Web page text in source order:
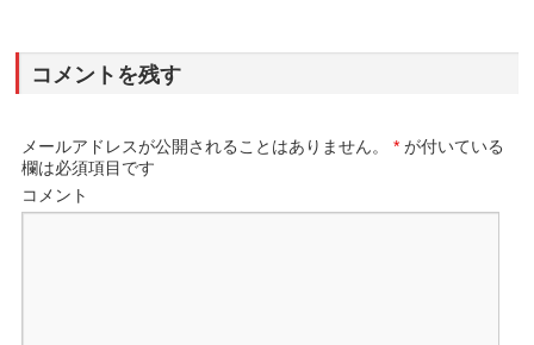
コメントを残す
メールアドレスが公開されることはありません。 * が付いている
欄は必須項目です
コメント